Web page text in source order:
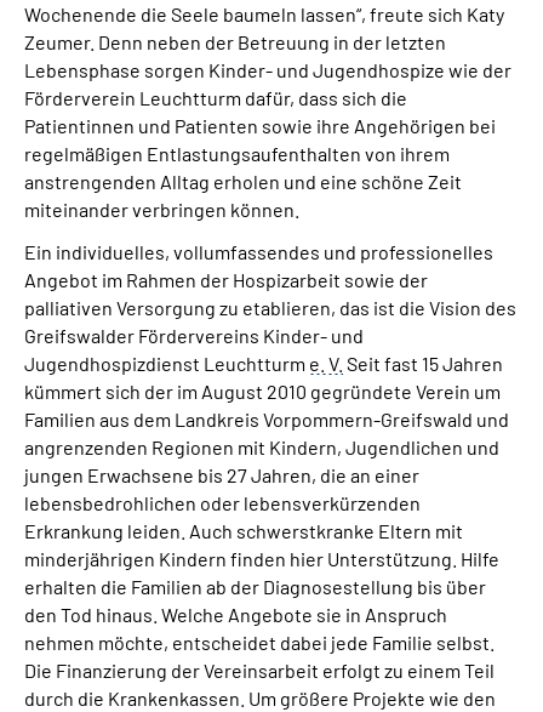
Wochenende die Seele baumeln lassen“, freute sich Katy
Zeumer. Denn neben der Betreuung in der letzten
Lebensphase sorgen Kinder- und Jugendhospize wie der
Förderverein Leuchtturm dafür, dass sich die
Patientinnen und Patienten sowie ihre Angehörigen bei
regelmäßigen Entlastungsaufenthalten von ihrem
anstrengenden Alltag erholen und eine schöne Zeit
miteinander verbringen können.
Ein individuelles, vollumfassendes und professionelles
Angebot im Rahmen der Hospizarbeit sowie der
palliativen Versorgung zu etablieren, das ist die Vision des
Greifswalder Fördervereins Kinder- und
Jugendhospizdienst Leuchtturm e. V. Seit fast 15 Jahren
kümmert sich der im August 2010 gegründete Verein um
Familien aus dem Landkreis Vorpommern-Greifswald und
angrenzenden Regionen mit Kindern, Jugendlichen und
jungen Erwachsene bis 27 Jahren, die an einer
lebensbedrohlichen oder lebensverkürzenden
Erkrankung leiden. Auch schwerstkranke Eltern mit
minderjährigen Kindern finden hier Unterstützung. Hilfe
erhalten die Familien ab der Diagnosestellung bis über
den Tod hinaus. Welche Angebote sie in Anspruch
nehmen möchte, entscheidet dabei jede Familie selbst.
Die Finanzierung der Vereinsarbeit erfolgt zu einem Teil
durch die Krankenkassen. Um größere Projekte wie den